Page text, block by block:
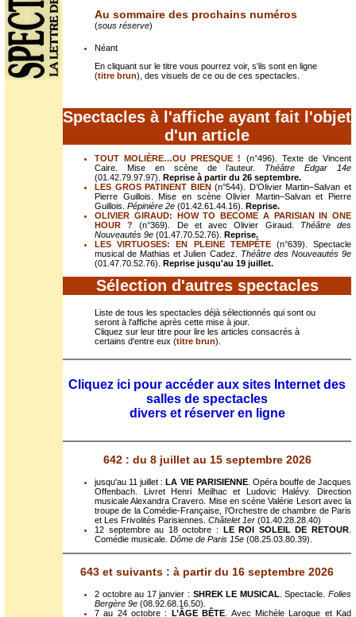
Au sommaire des prochains numéros
(sous réserve)
Néant
En cliquant sur le titre vous pourrez voir, s'ils sont en ligne
(titre brun), des visuels de ce ou de ces spectacles.
Spectacles à l'affiche ayant fait l'objet
d'un article
TOUT MOLIÈRE…OU PRESQUE !
(n°496). Texte de Vincent
Caire. Mise en scène de l’auteur. Théâtre Edgar 14e
(01.42.79.97.97).
Reprise à partir du 26 septembre.
LES GROS PATINENT BIEN(n°544). D’Olivier Martin–Salvan et
Pierre Guillois. Mise en scène Olivier Martin–Salvan et Pierre
Guillois. Pépinière 2e (01.42.61.44.16).
Reprise.
OLIVIER GIRAUD: HOW TO BECOME A PARISIAN IN ONE
HOUR ?
(n°369). De et avec Olivier Giraud.
Théâtre des
Nouveautés 9e (01.47.70.52.76).
Reprise.
LES VIRTUOSES: EN PLEINE TEMPÊTE(n°639). Spectacle
musical de Mathias et Julien Cadez.
Théâtre des Nouveautés 9e
(01.47.70.52.76).
Reprise jusqu'au 19 juillet.
Sélection d'autres spectacles
Liste de tous les spectacles déjà sélectionnés qui sont ou
seront à l'affiche après cette mise à jour.
Cliquez sur leur titre pour lire les articles consacrés à
certains d'entre eux (titre brun).
Cliquez ici pour accéder aux sites Internet des
salles de spectacles
divers et réserver en ligne
642 : du 8 juillet au 15 septembre 2026
jusqu'au 11 juillet :LA VIE PARISIENNE. Opéra bouffe de Jacques
Offenbach. Livret Henri Meilhac et Ludovic Halévy. Direction
musicale Alexandra Cravero. Mise en scène Valérie Lesort avec la
troupe de la Comédie-Française, l’Orchestre de chambre de Paris
et Les Frivolités Parisiennes. Châtelet 1er (01.40.28.28.40)
12 septembre au 18 octobre : LE ROI SOLEIL DE RETOUR
Comédie musicale. Dôme de Paris 15e (08.25.03.80.39).
643 et suivants : à partir du 16 septembre 2026
2 octobre au 17 janvier : SHREK LE MUSICAL . Spectacle.Folies
Bergère 9e (08.92.68.16.50).
7 au 24 octobre : L’ÂGE BÊTE . Avec Michèle Laroque et Kad